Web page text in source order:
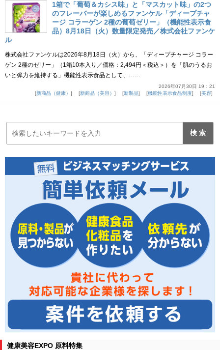
1箱で「葡萄＆カシス味」と「マスカット味」の2つ
のフレーバーが楽しめるファンケル「ディープチャ
ージ コラーゲン 2種の葡萄ゼリー」（機能性表示食
品）8月18日（火）数量限定発売／株式会社ファンケ
ル
株式会社ファンケルは2026年8月18日（火）から、「ディープチャージ コラー
ゲン 2種のゼリー」（1箱10本入り／価格：2,494円＜税込＞）を「肌のうるお
いと弾力を維持する」機能性表示食品として、……
2026年07月30日 19：21
新商品（健康）
新商品（美容） 新製品 機能性表示食品制度 美容
健康美容EXPO 原料特集